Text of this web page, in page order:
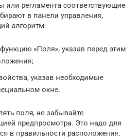
или регламента соответствующие
в панели управления,
алгоритм:
«Поля», указав перед этим
указав необходимые
окне.
поля, не забывайте
предпросмотра. Это надо для
в правильности расположения.